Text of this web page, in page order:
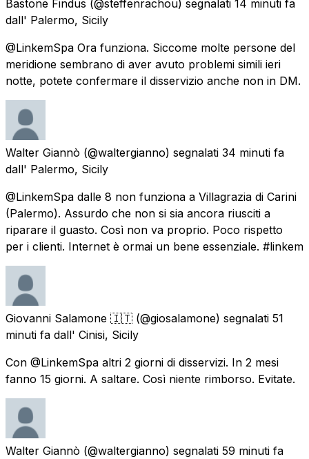
Bastone Findus (@steffenrachou) segnalati 14 minuti fa
dall' Palermo, Sicily
@LinkemSpa Ora funziona. Siccome molte persone del
meridione sembrano di aver avuto problemi simili ieri
notte, potete confermare il disservizio anche non in DM.
Walter Giannò (@waltergianno) segnalati 34 minuti fa
dall' Palermo, Sicily
@LinkemSpa dalle 8 non funziona a Villagrazia di Carini
(Palermo). Assurdo che non si sia ancora riusciti a
riparare il guasto. Così non va proprio. Poco rispetto
per i clienti. Internet è ormai un bene essenziale. #linkem
Giovanni Salamone 🇮🇹 (@giosalamone) segnalati 51
minuti fa dall' Cinisi, Sicily
Con @LinkemSpa altri 2 giorni di disservizi. In 2 mesi
fanno 15 giorni. A saltare. Così niente rimborso. Evitate.
Walter Giannò (@waltergianno) segnalati 59 minuti fa